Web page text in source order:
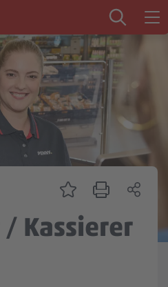
Arbeitgeber
Markt
& Vertrieb
Kassierer